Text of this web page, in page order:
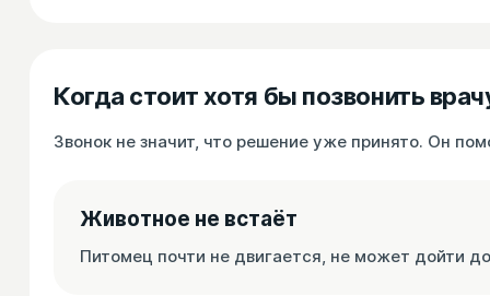
Когда стоит хотя бы позвонить
Звонок не значит, что решение уже принято. Он
Животное не встаёт
Питомец почти не двигается, не может дойти